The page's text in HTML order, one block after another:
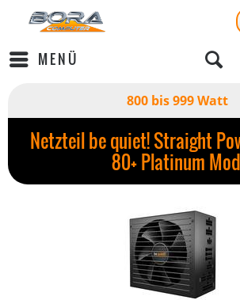
MENÜ
800 bis 999 Watt
Netzteil be quiet! Straight
80+ Platinum